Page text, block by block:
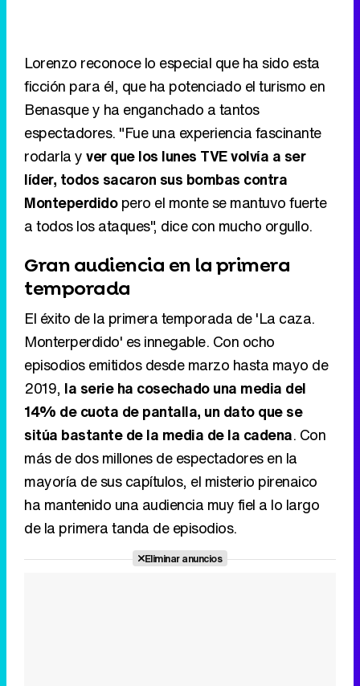
Lorenzo reconoce lo especial que ha sido esta
ficción para él, que ha potenciado el turismo en
Benasque y ha enganchado a tantos
espectadores. "Fue una experiencia fascinante
rodarla yver que los lunes TVE volvía a ser
líder, todos sacaron sus bombas contra
Monteperdidopero el monte se mantuvo fuerte
a todos los ataques", dice con mucho orgullo.
Gran audiencia en la primera
temporada
El éxito de la primera temporada de 'La caza.
Monterperdido' es innegable. Con ocho
episodios emitidos desde marzo hasta mayo de
2019, la serie ha cosechado una media del
14% de cuota de pantalla, un dato que se
sitúa bastante de la media de la cadena. Con
más de dos millones de espectadores en la
mayoría de sus capítulos, el misterio pirenaico
ha mantenido una audiencia muy fiel a lo largo
de la primera tanda de episodios.
Eliminar anuncios